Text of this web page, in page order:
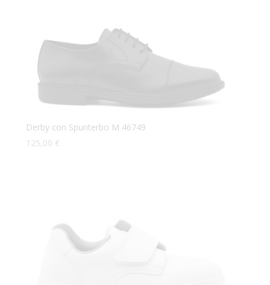
Derby con Spunterbo M 46749
125,00 €